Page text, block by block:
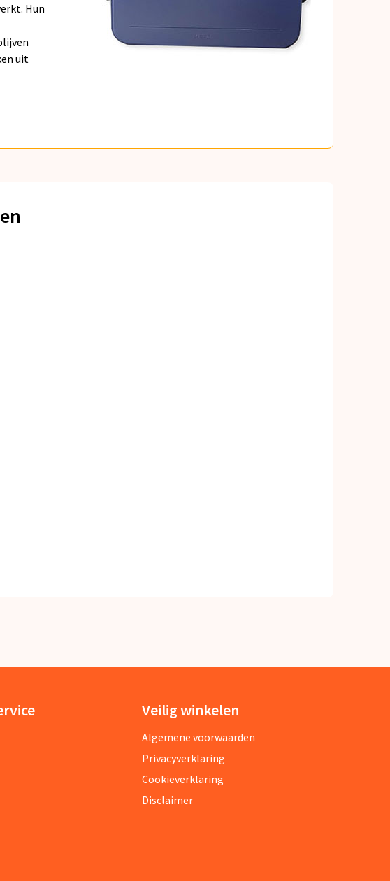
Hun
uit
Veilig winkelen
Algemene voorwaarden
Privacyverklaring
Cookieverklaring
Disclaimer